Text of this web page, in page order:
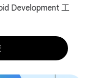
Development 工